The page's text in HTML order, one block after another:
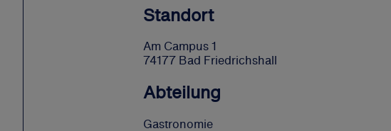
Standort
Am Campus 1
74177 Bad Friedrichshall
Abteilung
Gastronomie